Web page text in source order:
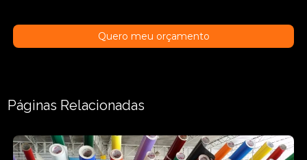
Quero meu orçamento
Páginas Relacionadas